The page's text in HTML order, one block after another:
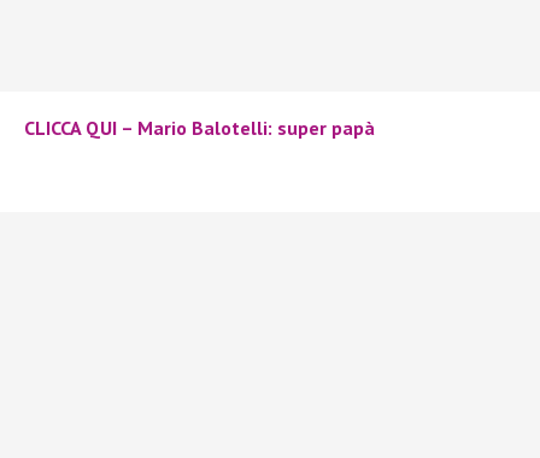
CLICCA QUI – Mario Balotelli: super papà